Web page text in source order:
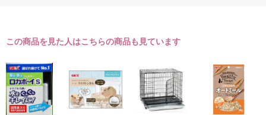
この商品を見た人はこちらの商品も見ています